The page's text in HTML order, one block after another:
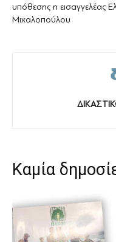
υπόθεσης η εισαγγελέας
Μιχαλοπούλου
Καμία